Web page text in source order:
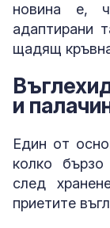
новина е,
адаптирани
щадящ
и
Един от
колко
след
приетите